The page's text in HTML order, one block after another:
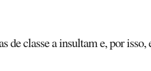
de classe a insultam e, por